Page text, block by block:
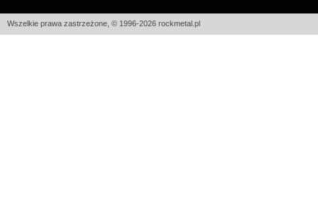
Wszelkie prawa zastrzeżone, © 1996-2026 rockmetal.pl